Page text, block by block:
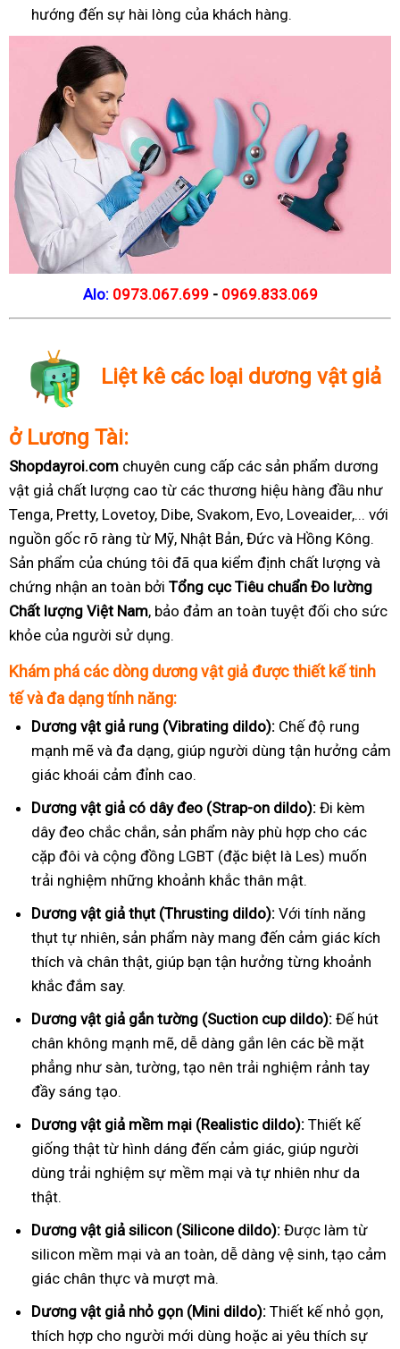
hướng đến sự hài lòng của khách hàng.
Alo: 0973.067.699 - 0969.833.069
Liệt kê các loại dương vật giả
ở Lương Tài:
Shopdayroi.com chuyên cung cấp các sản phẩm dương
vật giả chất lượng cao từ các thương hiệu hàng đầu như
Tenga, Pretty, Lovetoy, Dibe, Svakom, Evo, Loveaider,... với
nguồn gốc rõ ràng từ Mỹ, Nhật Bản, Đức và Hồng Kông.
Sản phẩm của chúng tôi đã qua kiểm định chất lượng và
chứng nhận an toàn bởi Tổng cục Tiêu chuẩn Đo lường
Chất lượng Việt Nam, bảo đảm an toàn tuyệt đối cho sức
khỏe của người sử dụng.
Khám phá các dòng dương vật giả được thiết kế tinh
tế và đa dạng tính năng:
Dương vật giả rung (Vibrating dildo): Chế độ rung
mạnh mẽ và đa dạng, giúp người dùng tận hưởng cảm
giác khoái cảm đỉnh cao.
Dương vật giả có dây đeo (Strap-on dildo): Đi kèm
dây đeo chắc chắn, sản phẩm này phù hợp cho các
cặp đôi và cộng đồng LGBT (đặc biệt là Les) muốn
trải nghiệm những khoảnh khắc thân mật.
Dương vật giả thụt (Thrusting dildo): Với tính năng
thụt tự nhiên, sản phẩm này mang đến cảm giác kích
thích và chân thật, giúp bạn tận hưởng từng khoảnh
khắc đắm say.
Dương vật giả gắn tường (Suction cup dildo): Đế hút
chân không mạnh mẽ, dễ dàng gắn lên các bề mặt
phẳng như sàn, tường, tạo nên trải nghiệm rảnh tay
đầy sáng tạo.
Dương vật giả mềm mại (Realistic dildo): Thiết kế
giống thật từ hình dáng đến cảm giác, giúp người
dùng trải nghiệm sự mềm mại và tự nhiên như da
thật.
Dương vật giả silicon (Silicone dildo): Được làm từ
silicon mềm mại và an toàn, dễ dàng vệ sinh, tạo cảm
giác chân thực và mượt mà.
Dương vật giả nhỏ gọn (Mini dildo): Thiết kế nhỏ gọn,
thích hợp cho người mới dùng hoặc ai yêu thích sự